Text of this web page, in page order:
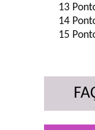
13
14
15